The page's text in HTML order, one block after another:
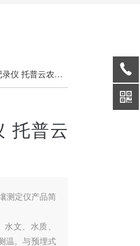
云农土壤测定仪
托普云
测定仪产品简
文、水质、
温。与预埋式